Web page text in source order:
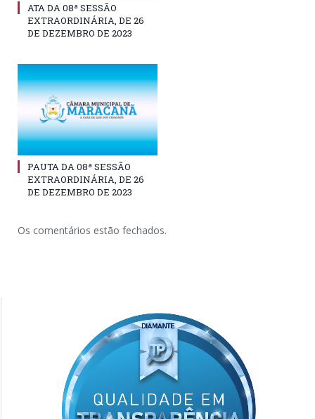
ATA DA 08ª SESSÃO
EXTRAORDINÁRIA, DE 26
DE DEZEMBRO DE 2023
PAUTA DA 08ª SESSÃO
EXTRAORDINÁRIA, DE 26
DE DEZEMBRO DE 2023
Os comentários estão fechados.